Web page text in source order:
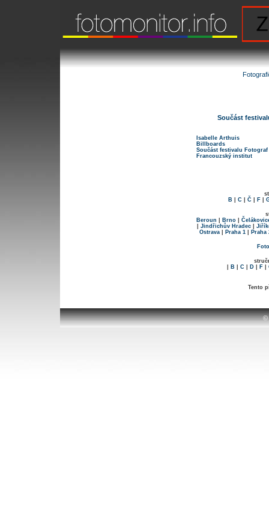
Součást
Isabelle Arthuis
Billboards
Součást festivalu
Francouzský institut
B
C Č F|
Beroun
Brno
Jindřichův Hradec
Ostrava
Praha 1 Praha
B C D| F|
Tento
©